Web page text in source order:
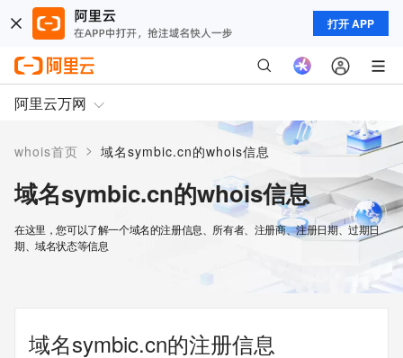
打开 APP
阿里云万网
whois首页 > 域名symbic.cn的whois信息
域名symbic.cn的whois信息
在这里，您可以了解一个域名的注册信息、所有者、注册商、注册日期、过期日
期、域名状态等信息
域名symbic.cn的注册信息